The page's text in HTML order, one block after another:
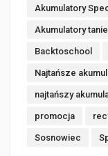
Akumulatory
Akumulatory
Backtoschool
Najtańsze
najtańszy
promocja
Sosnowiec